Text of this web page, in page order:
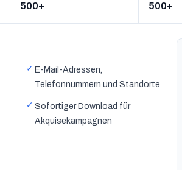
500+ 500+
✓ E-Mail-Adressen,
Telefonnummern und Standorte
✓ Sofortiger Download für
Akquisekampagnen